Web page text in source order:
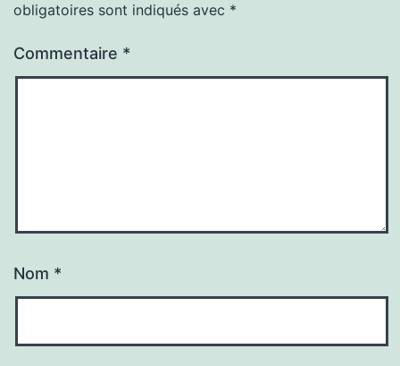
obligatoires sont indiqués avec *
Commentaire *
Nom *